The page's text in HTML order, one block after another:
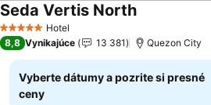
5 Počet hviezdičiek
Hotel
Seda Vertis NorthZobraziť ceny
8,8 Vynikajúce 13 381 Quezon City
Vyberte dátumy a pozrite si presné
ceny